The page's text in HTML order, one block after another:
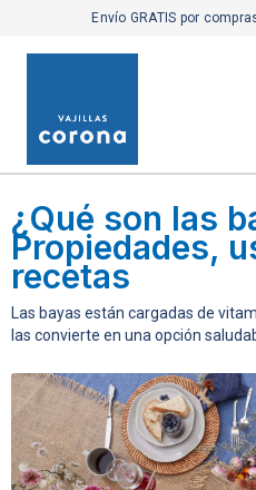
Envío GRATIS por
¿Qué son las
Propiedades,
recetas
Las bayas están cargadas de
las convierte en una opción